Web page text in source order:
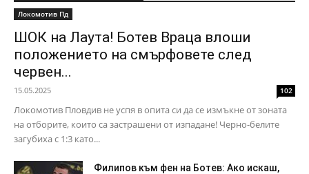
Локомотив Пд
ШОК на Лаута! Ботев Враца влоши
положението на смърфовете след
червен...
15.05.2025 102
Локомотив Пловдив не успя в опита си да се измъкне от зоната
на отборите, които са застрашени от изпадане! Черно-белите
загубиха с 1:3 като...
Филипов към фен на Ботев: Ако искаш,